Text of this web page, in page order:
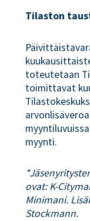
Tilaston
toteutetaan
toimittavat
myynti.
ovat: K-
Minimani.
Stockmann.